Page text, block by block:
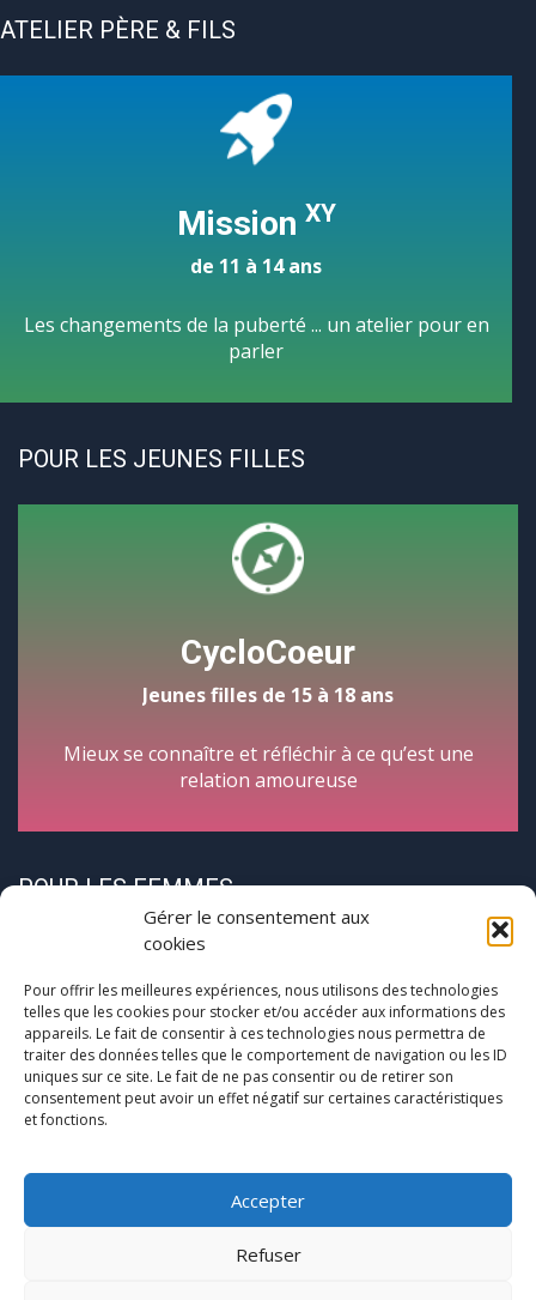
Gérer le consentement aux
cookies
Pour offrir les meilleures expériences, nous utilisons des technologies
telles que les cookies pour stocker et/ou accéder aux informations des
appareils. Le fait de consentir à ces technologies nous permettra de
traiter des données telles que le comportement de navigation ou les ID
uniques sur ce site. Le fait de ne pas consentir ou de retirer son
consentement peut avoir un effet négatif sur certaines caractéristiques
et fonctions.
Accepter
Refuser
ATELIER PÈRE & FILS
Mission XY
de 11 à 14 ans
Les changements de la puberté ... un atelier pour en
parler
POUR LES JEUNES FILLES
CycloCoeur
Jeunes filles de 15 à 18 ans
Mieux se connaître et réfléchir à ce qu’est une
relation amoureuse
POUR LES FEMMES
CycloPause
Pour les femmes concernées par la